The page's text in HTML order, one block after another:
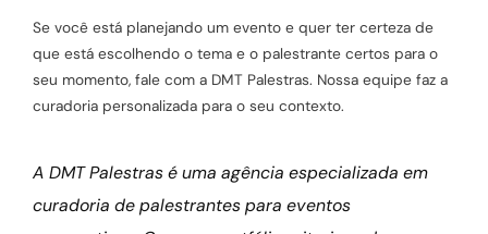
Se você está planejando um evento e quer ter certeza de
que está escolhendo o tema e o palestrante certos para o
seu momento, fale com a DMT Palestras. Nossa equipe faz a
curadoria personalizada para o seu contexto.
A DMT Palestras é uma agência especializada em
curadoria de palestrantes para eventos